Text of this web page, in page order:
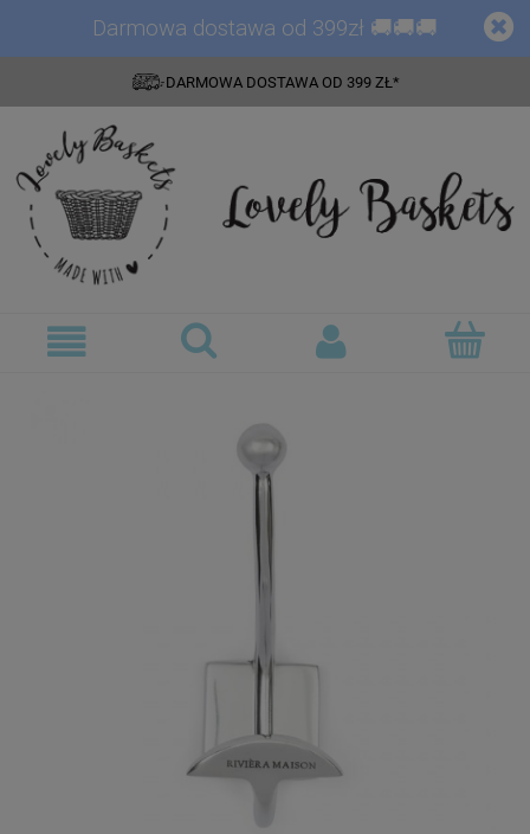
Darmowa dostawa od 399zł 🚚🚚🚚
DARMOWA DOSTAWA OD 399 ZŁ*